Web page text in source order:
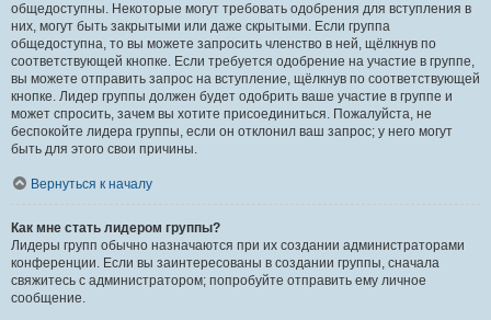
общедоступны. Некоторые могут требовать одобрения для вступления в
них, могут быть закрытыми или даже скрытыми. Если группа
общедоступна, то вы можете запросить членство в ней, щёлкнув по
соответствующей кнопке. Если требуется одобрение на участие в группе,
вы можете отправить запрос на вступление, щёлкнув по соответствующей
кнопке. Лидер группы должен будет одобрить ваше участие в группе и
может спросить, зачем вы хотите присоединиться. Пожалуйста, не
беспокойте лидера группы, если он отклонил ваш запрос; у него могут
быть для этого свои причины.
Вернуться к началу
Как мне стать лидером группы?
Лидеры групп обычно назначаются при их создании администраторами
конференции. Если вы заинтересованы в создании группы, сначала
свяжитесь с администратором; попробуйте отправить ему личное
сообщение.